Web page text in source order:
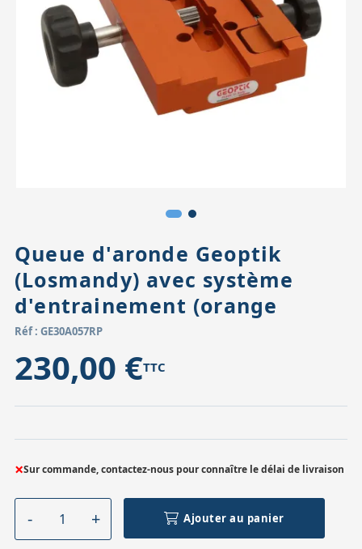
Accessoires pour montures
Têtes
Pièces détachées
Queue d'aronde Geoptik
(Losmandy) avec système
d'entrainement (orange
Réf : GE30A057RP
230,00 €TTC
×Sur commande, contactez-nous pour connaître le délai de livraison
Ajouter au panier